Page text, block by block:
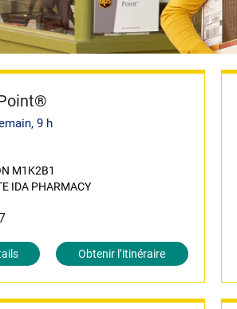
9 h
M1K2B1
IDA PHARMACY
Obtenir l’itinéraire